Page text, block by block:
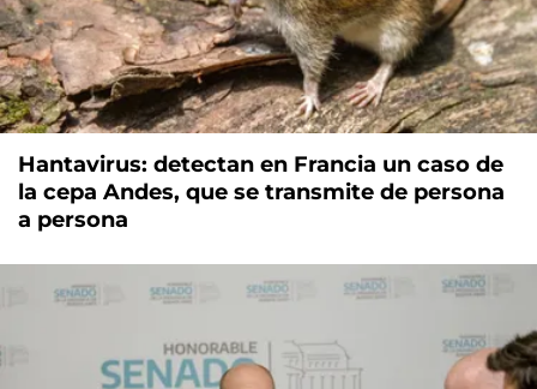
Hantavirus: detectan en Francia un caso de
la cepa Andes, que se transmite de persona
a persona